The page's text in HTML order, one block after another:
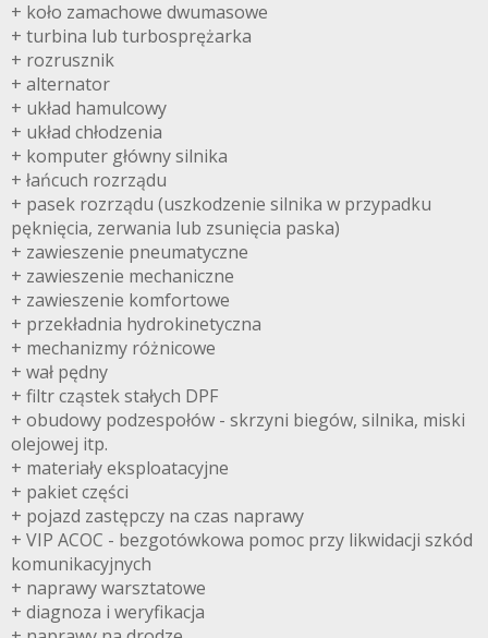
+ koło zamachowe dwumasowe
+ turbina lub turbosprężarka
+ rozrusznik
+ alternator
+ układ hamulcowy
+ układ chłodzenia
+ komputer główny silnika
+ łańcuch rozrządu
+ pasek rozrządu (uszkodzenie silnika w przypadku
pęknięcia, zerwania lub zsunięcia paska)
+ zawieszenie pneumatyczne
+ zawieszenie mechaniczne
+ zawieszenie komfortowe
+ przekładnia hydrokinetyczna
+ mechanizmy różnicowe
+ wał pędny
+ filtr cząstek stałych DPF
+ obudowy podzespołów - skrzyni biegów, silnika, miski
olejowej itp.
+ materiały eksploatacyjne
+ pakiet części
+ pojazd zastępczy na czas naprawy
+ VIP ACOC - bezgotówkowa pomoc przy likwidacji szkód
komunikacyjnych
+ naprawy warsztatowe
+ diagnoza i weryfikacja